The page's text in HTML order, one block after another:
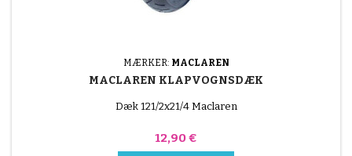
MÆRKER: MACLAREN
MACLAREN KLAPVOGNSDÆK
Dæk 121/2x21/4 Maclaren
Pris
12,90 €